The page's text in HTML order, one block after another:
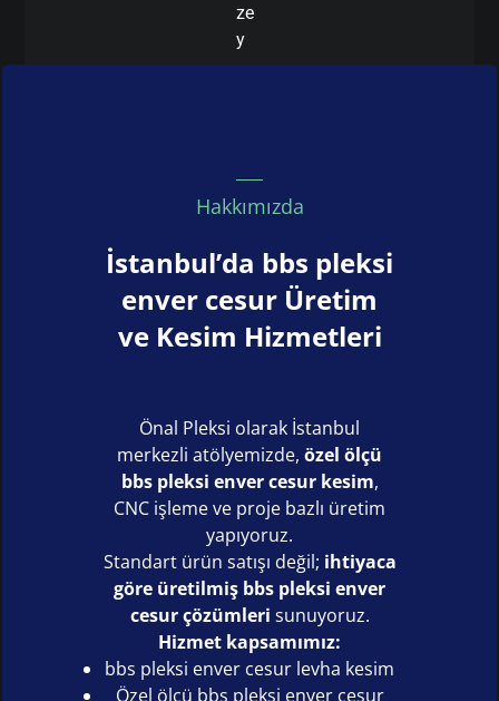
ze
y
Hakkımızda
İstanbul’da bbs pleksi
enver cesur Üretim
ve Kesim Hizmetleri
Önal Pleksi olarak İstanbul
merkezli atölyemizde, özel ölçü
bbs pleksi enver cesur kesim,
CNC işleme ve proje bazlı üretim
yapıyoruz.
Standart ürün satışı değil; ihtiyaca
göre üretilmiş bbs pleksi enver
cesur çözümleri sunuyoruz.
Hizmet kapsamımız:
bbs pleksi enver cesur levha kesim
Özel ölçü bbs pleksi enver cesur